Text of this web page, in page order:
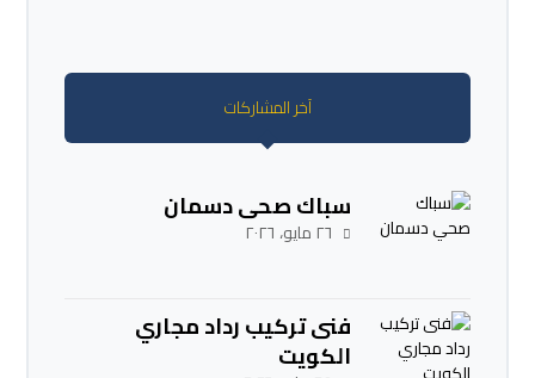
آخر المشاركات
سباك صحي دسمان
٢٦ مايو، ٢٠٢٦
فنى تركيب رداد مجاري
الكويت